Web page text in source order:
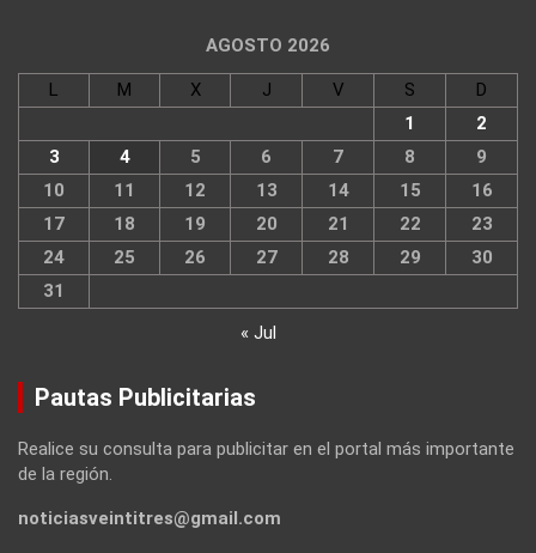
AGOSTO 2026
L M X J V S
D
1
2
3
4 5 6 7 8
9
10
11 12 13 14 15
16
17
18 19 20 21 22
23
24
25 26 27 28 29
30
31
« Jul
Pautas Publicitarias
Realice su consulta para publicitar en el portal más importante
de la región.
noticiasveintitres@gmail.com